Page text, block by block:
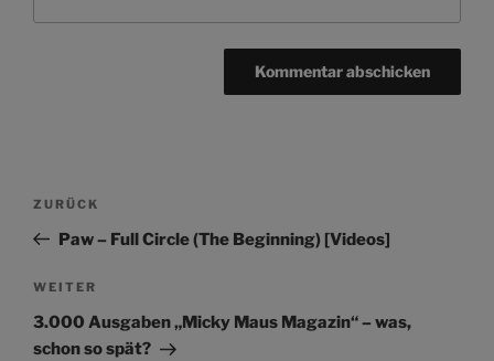
Beitragsnavigation
Vorheriger
Beitrag
ZURÜCK
Paw – Full Circle (The Beginning) [Videos]
Nächster
Beitrag
WEITER
3.000 Ausgaben „Micky Maus Magazin“ – was,
schon so spät?